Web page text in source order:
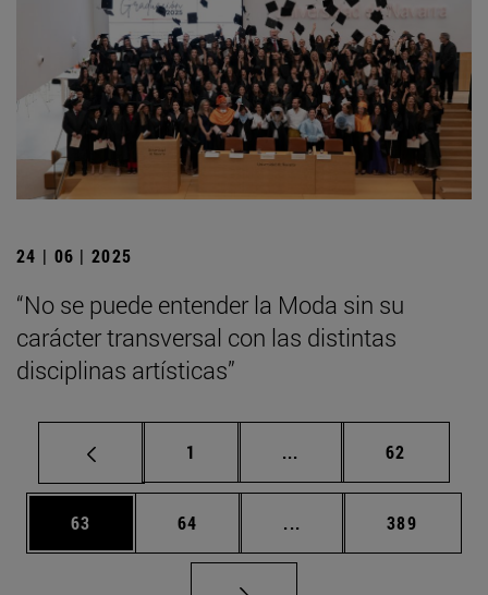
24 | 06 | 2025
“No se puede entender la Moda sin su
carácter transversal con las distintas
disciplinas artísticas”
Página
1 ... Páginas intermedias
Página
62
Página
63 Página
64 ... Páginas intermedias
Página
389